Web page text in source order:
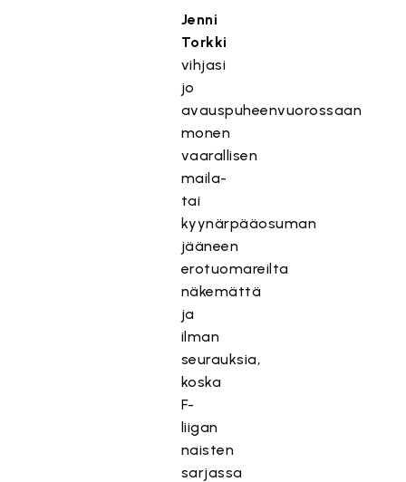
Jenni
Torkki
vihjasi
jo
avauspuheenvuorossaan
monen
vaarallisen
maila-
tai
kyynärpääosuman
jääneen
erotuomareilta
näkemättä
ja
ilman
seurauksia,
koska
F-
liigan
naisten
sarjassa